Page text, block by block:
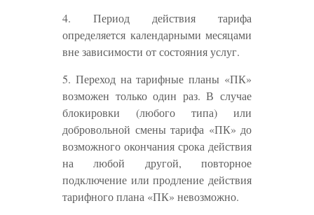
4. Период действия тарифа
определяется календарными месяцами
вне зависимости от состояния услуг.
5. Переход на тарифные планы «ПК»
возможен только один раз. В случае
блокировки (любого типа) или
добровольной смены тарифа «ПК» до
возможного окончания срока действия
на любой другой, повторное
подключение или продление действия
тарифного плана «ПК» невозможно.